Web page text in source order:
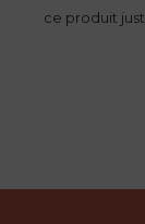
ce produit